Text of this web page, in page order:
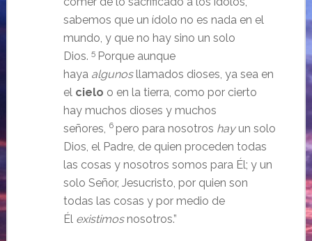
sabemos que un ídolo no es nada en el
mundo, y que no hay sino un solo
Dios. 5 Porque aunque
haya algunosllamados dioses, ya sea en
el cielo o en la tierra, como por cierto
hay muchos dioses y muchos
señores,
6 pero para nosotros hayun solo
Dios, el Padre, de quien proceden todas
las cosas y nosotros somos para Él; y un
solo Señor, Jesucristo, por quien son
todas las cosas y por medio de
Él existimosnosotros.”